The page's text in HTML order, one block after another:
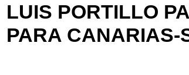
LUIS PORTILLO
PARA CANARIAS-